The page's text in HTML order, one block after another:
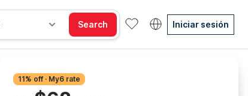
Search Iniciar sesión
11% off · My6 rate